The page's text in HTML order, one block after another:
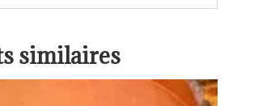
similaires